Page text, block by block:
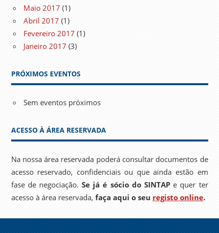
Maio 2017 (1)
Abril 2017 (1)
Fevereiro 2017 (1)
Janeiro 2017 (3)
PRÓXIMOS EVENTOS
Sem eventos próximos
ACESSO À ÁREA RESERVADA
Na nossa área reservada poderá consultar documentos de
acesso reservado, confidenciais ou que ainda estão em
fase de negociação.Se já é sócio do SINTAPe quer ter
acesso à área reservada, faça aqui o seu registo online.